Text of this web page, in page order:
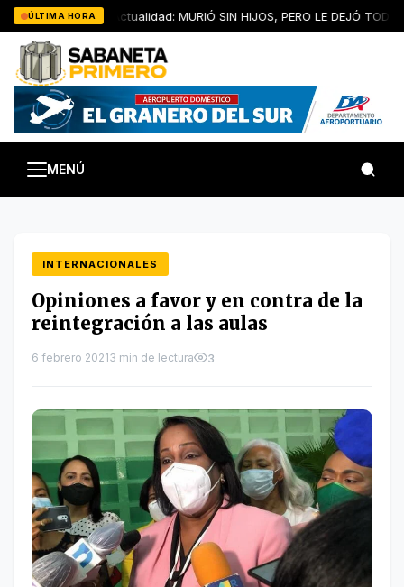
Saltar
al
contenido
ÚLTIMA HORA
Artículo de Actualidad: MURIÓ SIN HIJOS, PERO LE DEJÓ TODOS
MENÚ
INTERNACIONALES
Opiniones a favor y en contra de la
reintegración a las aulas
6 febrero 20213 min de lectura 3